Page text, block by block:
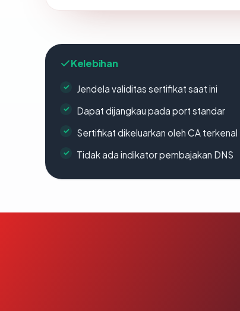
Kelebihan
Jendela validitas sertifikat saat ini
Dapat dijangkau pada port standar
Sertifikat dikeluarkan oleh CA terkenal
Tidak ada indikator pembajakan DNS